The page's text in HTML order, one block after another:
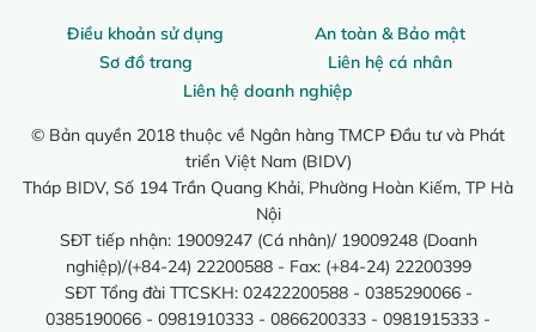
Điều khoản sử dụng
An toàn & Bảo mật
Sơ đồ trang
Liên hệ cá nhân
Liên hệ doanh nghiệp
© Bản quyền 2018 thuộc về Ngân hàng TMCP Đầu tư và Phát
triển Việt Nam (BIDV)
Tháp BIDV, Số 194 Trần Quang Khải, Phường Hoàn Kiếm, TP Hà
Nội
SĐT tiếp nhận: 19009247 (Cá nhân)/ 19009248 (Doanh
nghiệp)/(+84-24) 22200588 - Fax: (+84-24) 22200399
SĐT Tổng đài TTCSKH: 02422200588 - 0385290066 -
0385190066 - 0981910333 - 0866200333 - 0981915333 -